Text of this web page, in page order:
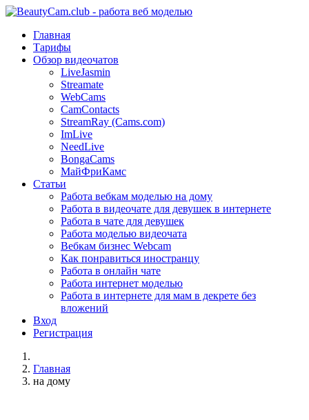
Главная
Тарифы
Обзор видеочатов
LiveJasmin
Streamate
WebCams
CamContacts
StreamRay (Cams.com)
ImLive
NeedLive
BongaCams
МайФриКамс
Статьи
Работа вебкам моделью на дому
Работа в видеочате для девушек в интернете
Работа в чате для девушек
Работа моделью видеочата
Вебкам бизнес Webcam
Как понравиться иностранцу
Работа в онлайн чате
Работа интернет моделью
Работа в интернете для мам в декрете без
вложений
Вход
Регистрация
Главная
на дому